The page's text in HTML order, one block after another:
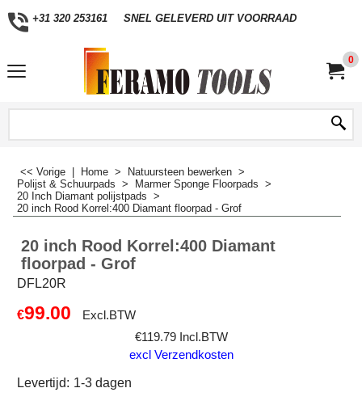
+31 320 253161 SNEL GELEVERD UIT VOORRAAD
0
<< Vorige Home > Natuursteen bewerken >
Polijst & Schuurpads > Marmer Sponge Floorpads >
20 Inch Diamant polijstpads >
20 inch Rood Korrel:400 Diamant floorpad - Grof
20 inch Rood Korrel:400 Diamant
floorpad - Grof
DFL20R
€99.00
Excl.BTW
€119.79 Incl.BTW
excl Verzendkosten
Levertijd: 1-3 dagen